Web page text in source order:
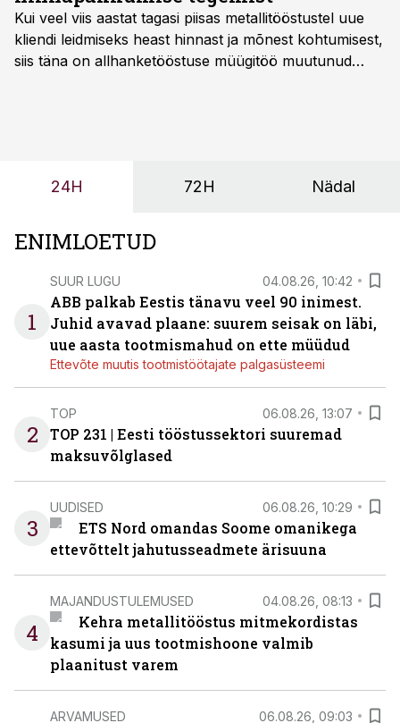
Kui veel viis aastat tagasi piisas metallitööstustel uue
kliendi leidmiseks heast hinnast ja mõnest kohtumisest,
siis täna on allhanketööstuse müügitöö muutunud
24H 72H Nädal
ENIMLOETUD
1
SUUR LUGU 04.08.26, 10:42
ABB palkab Eestis tänavu veel 90 inimest.
Juhid avavad plaane: suurem seisak on läbi,
uue aasta tootmismahud on ette müüdud
Ettevõte muutis tootmistöötajate palgasüsteemi
2
TOP 06.08.26, 13:07
TOP 231 | Eesti tööstussektori suuremad
maksuvõlglased
3
UUDISED 06.08.26, 10:29
ETS Nord omandas Soome omanikega
ettevõttelt jahutusseadmete ärisuuna
4
MAJANDUSTULEMUSED 04.08.26, 08:13
Kehra metallitööstus mitmekordistas
kasumi ja uus tootmishoone valmib
plaanitust varem
ARVAMUSED 06.08.26, 09:03